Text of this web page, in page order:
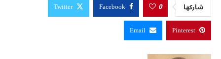
شاركها 0
Facebook
Twitter
Pinterest
Email